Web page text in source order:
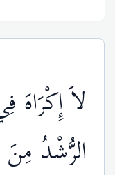
لاَ إِكْرَاهَ
الرُّشْدُ